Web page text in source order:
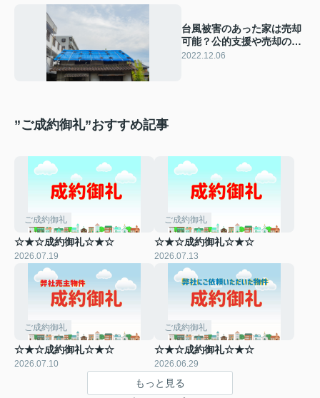
台風被害のあった家は売却
可能？公的支援や売却のリ
スクとコツをご紹介！
2022.12.06
”ご成約御礼”おすすめ記事
ご成約御礼
☆★☆成約御礼☆★☆
2026.07.19
ご成約御礼
☆★☆成約御礼☆★☆
2026.07.13
ご成約御礼
☆★☆成約御礼☆★☆
2026.07.10
ご成約御礼
☆★☆成約御礼☆★☆
2026.06.29
もっと見る